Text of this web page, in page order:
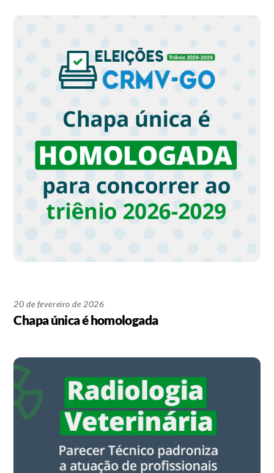
20 de fevereiro de 2026
Chapa única é homologada